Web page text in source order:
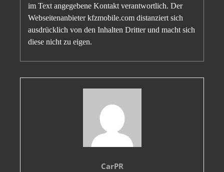
im Text angegebene Kontakt verantwortlich. Der
Webseitenanbieter kfzmobile.com distanziert sich
ausdrücklich von den Inhalten Dritter und macht sich
diese nicht zu eigen.
CarPR